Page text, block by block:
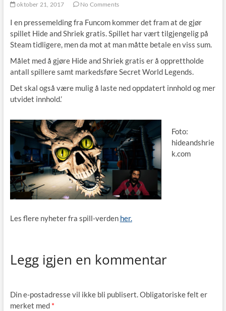
oktober 21, 2017 No Comments
I en pressemelding fra Funcom kommer det fram at de gjør
spillet Hide and Shriek gratis. Spillet har vært tilgjengelig på
Steam tidligere, men da mot at man måtte betale en viss sum.
Målet med å gjøre Hide and Shriek gratis er å opprettholde
antall spillere samt markedsføre Secret World Legends.
Det skal også være mulig å laste ned oppdatert innhold og mer
utvidet innhold.’
Foto:
hideandshrie
k.com
Les flere nyheter fra spill-verden her.
Legg igjen en kommentar
Din e-postadresse vil ikke bli publisert.Obligatoriske felt er
merket med *